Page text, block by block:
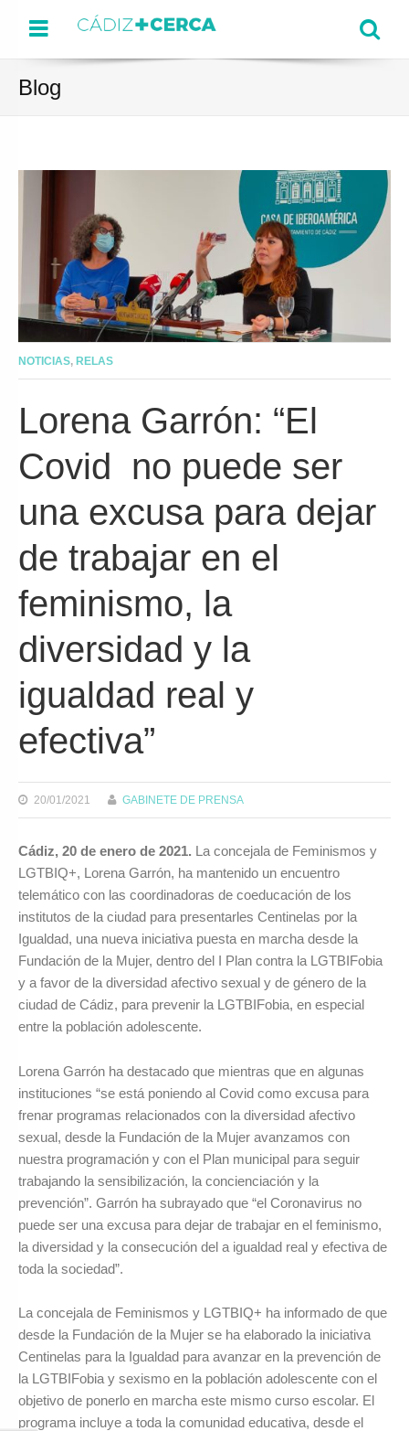
Menu
Blog
NOTICIAS RELAS
Lorena Garrón: “El
Covid no puede ser
una excusa para dejar
de trabajar en el
feminismo, la
diversidad y la
igualdad real y
efectiva”
20/01/2021 GABINETE DE PRENSA
Cádiz, 20 de enero de 2021. La concejala de Feminismos y
LGTBIQ+, Lorena Garrón, ha mantenido un encuentro
telemático con las coordinadoras de coeducación de los
institutos de la ciudad para presentarles Centinelas por la
Igualdad, una nueva iniciativa puesta en marcha desde la
Fundación de la Mujer, dentro del I Plan contra la LGTBIFobia
y a favor de la diversidad afectivo sexual y de género de la
ciudad de Cádiz, para prevenir la LGTBIFobia, en especial
entre la población adolescente.
Lorena Garrón ha destacado que mientras que en algunas
instituciones “se está poniendo al Covid como excusa para
frenar programas relacionados con la diversidad afectivo
sexual, desde la Fundación de la Mujer avanzamos con
nuestra programación y con el Plan municipal para seguir
trabajando la sensibilización, la concienciación y la
prevención”. Garrón ha subrayado que “el Coronavirus no
puede ser una excusa para dejar de trabajar en el feminismo,
la diversidad y la consecución del a igualdad real y efectiva de
toda la sociedad”.
La concejala de Feminismos y LGTBIQ+ ha informado de que
desde la Fundación de la Mujer se ha elaborado la iniciativa
Centinelas para la Igualdad para avanzar en la prevención de
la LGTBIFobia y sexismo en la población adolescente con el
objetivo de ponerlo en marcha este mismo curso escolar. El
programa incluye a toda la comunidad educativa, desde el